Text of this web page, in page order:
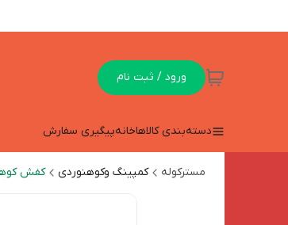
ورود / ثبت نام
دسته‌بندی کالاهاخانهپیگیری سفارش
مسترکوله کمپینگ وکوهنوردی کفش